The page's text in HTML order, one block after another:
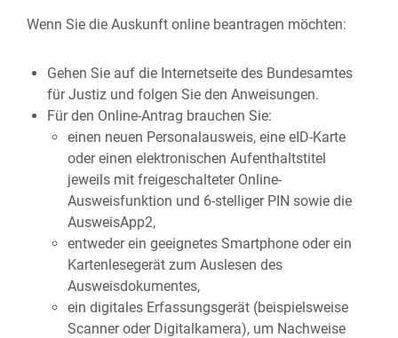
Wenn Sie die Auskunft online beantragen möchten:
Gehen Sie auf die Internetseite des Bundesamtes
für Justiz und folgen Sie den Anweisungen.
Für den Online-Antrag brauchen Sie:
einen neuen Personalausweis, eine eID-Karte
oder einen elektronischen Aufenthaltstitel
jeweils mit freigeschalteter Online-
Ausweisfunktion und 6-stelliger PIN sowie die
AusweisApp2,
entweder ein geeignetes Smartphone oder ein
Kartenlesegerät zum Auslesen des
Ausweisdokumentes,
ein digitales Erfassungsgerät (beispielsweise
Scanner oder Digitalkamera), um Nachweise